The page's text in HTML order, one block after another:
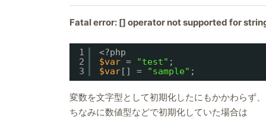
Fatal error: [] operator not supported for
1
2
3
<?php
$var = "test" ;
$var[] = "sample" ;
変数を文字型として初期化したにもかかわらず
ちなみに数値型などで初期化していた場合は